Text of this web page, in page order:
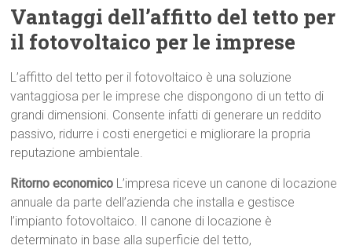
Vantaggi dell’affitto del tetto per
il fotovoltaico per le imprese
L’affitto del tetto per il fotovoltaico è una soluzione
vantaggiosa per le imprese che dispongono di un tetto di
grandi dimensioni. Consente infatti di generare un reddito
passivo, ridurre i costi energetici e migliorare la propria
reputazione ambientale.
Ritorno economico L’impresa riceve un canone di locazione
annuale da parte dell’azienda che installa e gestisce
l’impianto fotovoltaico. Il canone di locazione è
determinato in base alla superficie del tetto,